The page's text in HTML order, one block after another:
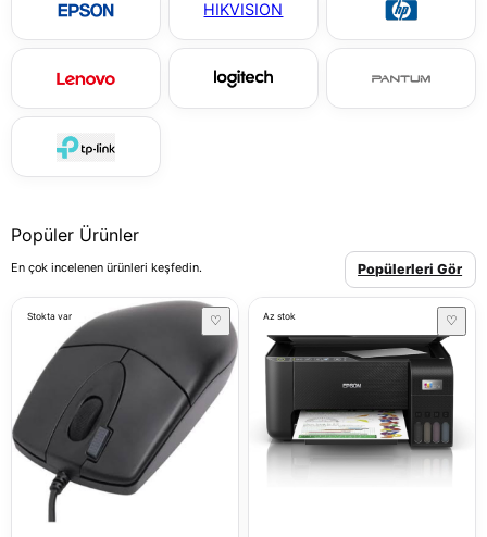
HIKVISION
Popüler Ürünler
En çok incelenen ürünleri keşfedin. Popülerleri Gör
Stokta var ♡ Az stok ♡